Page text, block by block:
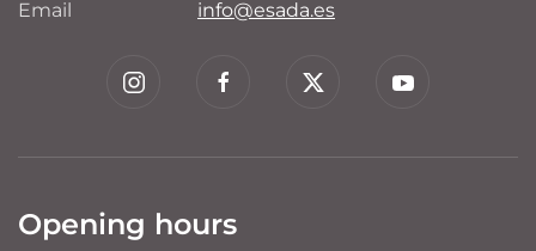
Email
info@esada.es
Opening hours